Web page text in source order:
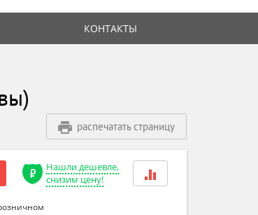
КОНТАКТЫ
распечатать страницу
Нашли дешевле,
снизим цену!